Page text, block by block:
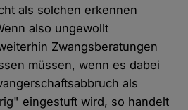
als solchen erkennen
also ungewollt
Zwangsberatungen
müssen, wenn es dabei
als
eingestuft wird, so handelt